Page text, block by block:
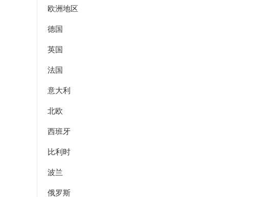
欧洲地区
德国
英国
法国
意大利
北欧
西班牙
比利时
波兰
俄罗斯